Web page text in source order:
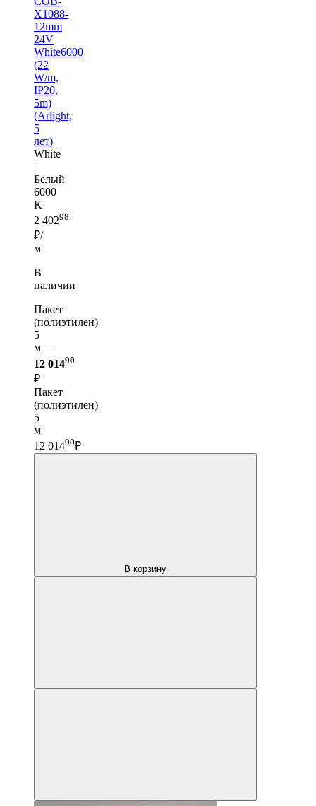
X1088-
12mm
24V
White6000
(22
W/m,
IP20,
5m)
(Arlight,
5
лет)
White
|
Белый
6000
K
2 40298
₽/
м
В
наличии
Пакет
(полиэтилен)
5
м —
12 01490
₽
Пакет
(полиэтилен)
5
м
12 01490₽
В корзину